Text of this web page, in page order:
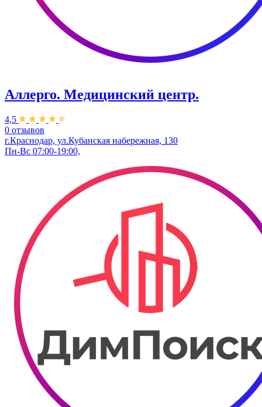
Аллерго. Медицинский центр.
4,5
0 отзывов
г.Краснодар, ул.​Кубанская набережная, 130
Пн-Вс 07:00-19:00,